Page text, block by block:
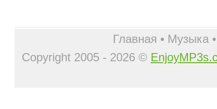
Главная • Музыка
Copyright 2005 - 2026 ©